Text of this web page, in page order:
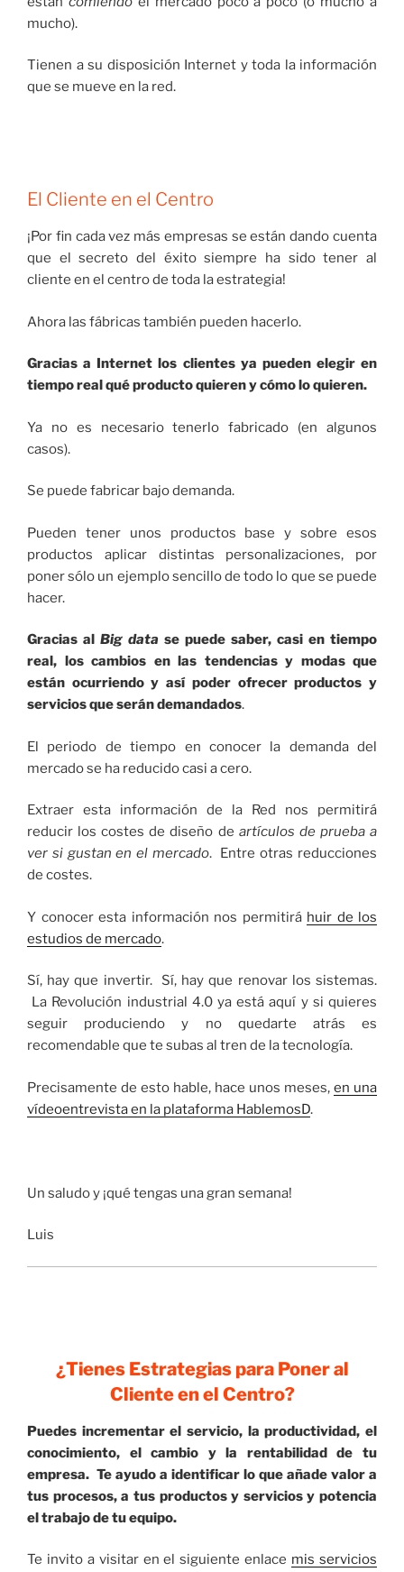
mucho).
Tienen a su disposición Internet y toda la información
que se mueve en la red.
El Cliente en el Centro
¡Por fin cada vez más empresas se están dando cuenta
que el secreto del éxito siempre ha sido tener al
cliente en el centro de toda la estrategia!
Ahora las fábricas también pueden hacerlo.
Gracias a Internet los clientes ya pueden elegir en
tiempo real qué producto quieren y cómo lo quieren.
Ya no es necesario tenerlo fabricado (en algunos
casos).
Se puede fabricar bajo demanda.
Pueden tener unos productos base y sobre esos
productos aplicar distintas personalizaciones, por
poner sólo un ejemplo sencillo de todo lo que se puede
hacer.
Gracias al Big data se puede saber, casi en tiempo
real, los cambios en las tendencias y modas que
están ocurriendo y así poder ofrecer productos y
servicios que serán demandados.
El periodo de tiempo en conocer la demanda del
mercado se ha reducido casi a cero.
Extraer esta información de la Red nos permitirá
reducir los costes de diseño de artículos de prueba a
ver si gustan en el mercado. Entre otras reducciones
de costes.
Y conocer esta información nos permitirá huir de los
estudios de mercado.
Sí, hay que invertir. Sí, hay que renovar los sistemas.
La Revolución industrial 4.0 ya está aquí y si quieres
seguir produciendo y no quedarte atrás es
recomendable que te subas al tren de la tecnología.
Precisamente de esto hable, hace unos meses, en una
vídeoentrevista en la plataforma HablemosD.
Un saludo y ¡qué tengas una gran semana!
Luis
¿Tienes Estrategias para Poner al
Cliente en el Centro?
Puedes incrementar el servicio, la productividad, el
conocimiento, el cambio y la rentabilidad de tu
empresa. Te ayudo a identificar lo que añade valor a
tus procesos, a tus productos y servicios y potencia
el trabajo de tu equipo.
Te invito a visitar en el siguiente enlace mis servicios